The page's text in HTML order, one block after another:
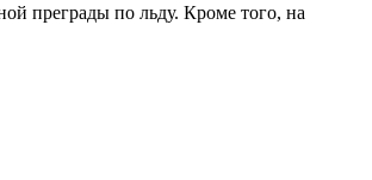
преграды по льду. Кроме того, на